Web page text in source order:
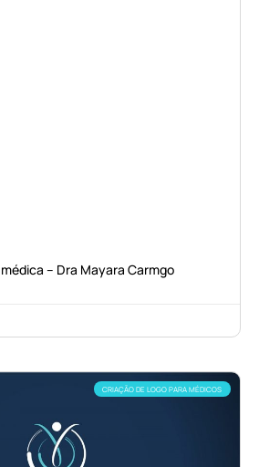
– Dra Mayara Carmgo
CRIAÇÃO DE LOGO PARA MÉDICOS